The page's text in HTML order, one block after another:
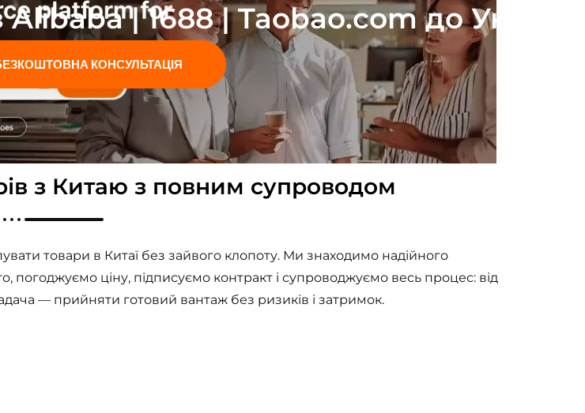
Alibaba | 1688 | Taobao.com до
КОНСУЛЬТАЦІЯ
з Китаю з повним супроводом
товари в Китаї без зайвого клопоту. Ми знаходимо надійного
погоджуємо ціну, підписуємо контракт і супроводжуємо весь процес: від
— прийняти готовий вантаж без ризиків і затримок.